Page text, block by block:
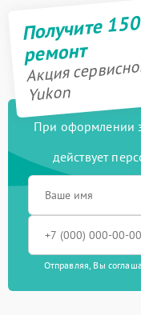
Получите
ремонт
Акция
Yukon
При оформлении
действует
Отправляя, Вы